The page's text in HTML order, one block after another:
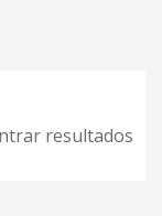
resultados